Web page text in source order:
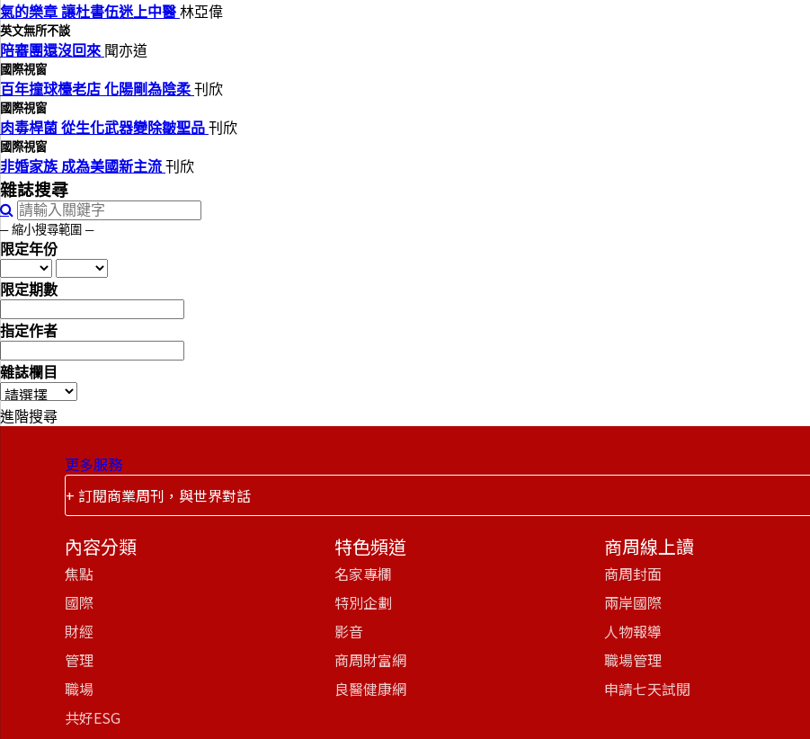
氣的樂章 讓杜書伍迷上中醫 林亞偉
英文無所不談
陪審團還沒回來 聞亦道
國際視窗
百年撞球檯老店 化陽剛為陰柔 刊欣
國際視窗
肉毒桿菌 從生化武器變除皺聖品 刊欣
國際視窗
非婚家族 成為美國新主流 刊欣
雜誌搜尋
─ 縮小搜尋範圍 ─
限定年份
限定期數
指定作者
雜誌欄目
進階搜尋
更多服務
+ 訂閱商業周刊，與世界對話
內容分類
焦點
國際
財經
管理
職場
共好ESG
特色頻道
名家專欄
特別企劃
影音
商周財富網
良醫健康網
商周線上讀
商周封面
兩岸國際
人物報導
職場管理
申請七天試閱